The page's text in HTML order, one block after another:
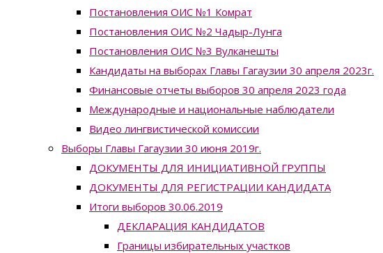
Постановления ОИС №1 Комрат
Постановления ОИС №2 Чадыр-Лунга
Постановления ОИС №3 Вулканешты
Кандидаты на выборах Главы Гагаузии 30 апреля 2023г.
Финансовые отчеты выборов 30 апреля 2023 года
Международные и национальные наблюдатели
Видео лингвистической комиссии
Выборы Главы Гагаузии 30 июня 2019г.
ДОКУМЕНТЫ ДЛЯ ИНИЦИАТИВНОЙ ГРУППЫ
ДОКУМЕНТЫ ДЛЯ РЕГИСТРАЦИИ КАНДИДАТА
Итоги выборов 30.06.2019
ДЕКЛАРАЦИЯ КАНДИДАТОВ
Границы избирательных участков